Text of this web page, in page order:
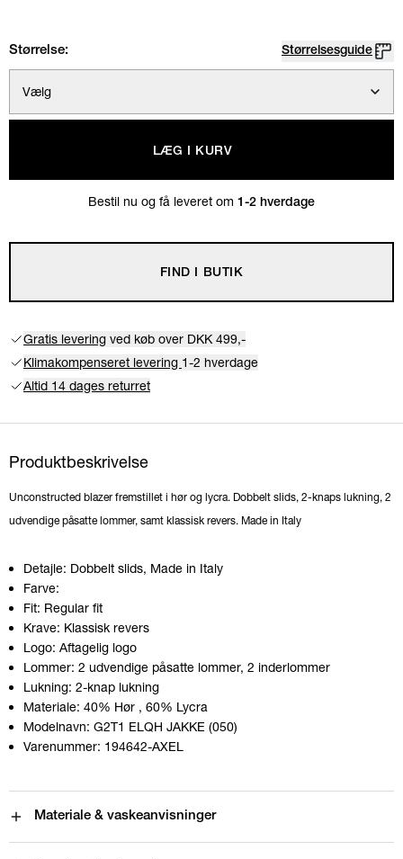
Størrelse: Størrelsesguide
Vælg
LÆG I KURV
Bestil nu og få leveret om 1-2 hverdage
FIND I BUTIK
Gratis levering ved køb over DKK 499,-
Klimakompenseret levering 1-2 hverdage
Altid 14 dages returret
Produktbeskrivelse
Unconstructed blazer fremstillet i hør og lycra. Dobbelt slids, 2-knaps lukning, 2
udvendige påsatte lommer, samt klassisk revers. Made in Italy
Detajle: Dobbelt slids, Made in Italy
Farve:
Fit: Regular fit
Krave: Klassisk revers
Logo: Aftagelig logo
Lommer: 2 udvendige påsatte lommer, 2 inderlommer
Lukning: 2-knap lukning
Materiale: 40% Hør , 60% Lycra
Modelnavn: G2T1 ELQH JAKKE (050)
Varenummer: 194642-AXEL
Materiale & vaskeanvisninger